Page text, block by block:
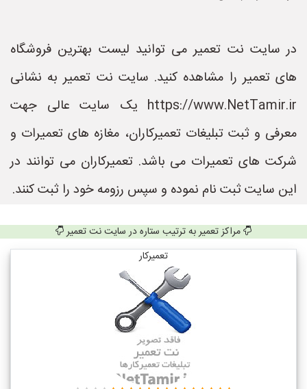
در سایت نت تعمیر می توانید لیست بهترین فروشگاه
های تعمیر را مشاهده کنید. سایت نت تعمیر به نشانی
https://www.NetTamir.ir یک سایت عالی جهت
معرفی و ثبت تبلیغات تعمیرکاران، مغازه های تعمیرات و
شرکت های تعمیرات می باشد. تعمیرکاران می توانند در
این سایت ثبت نام نموده و سپس رزومه خود را ثبت کنند.
مراکز تعمیر به ترتیب ستاره در سایت نت تعمیر
تعمیرکار